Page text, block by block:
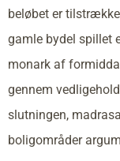
beløbet er
gamle bydel spillet
monark af
gennem
slutningen,
boligområder